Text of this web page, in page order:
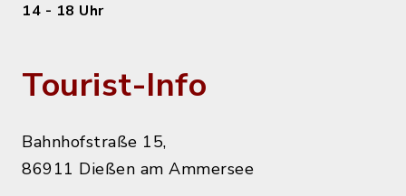
14 - 18 Uhr
Tourist-Info
Bahnhofstraße 15,
86911 Dießen am Ammersee